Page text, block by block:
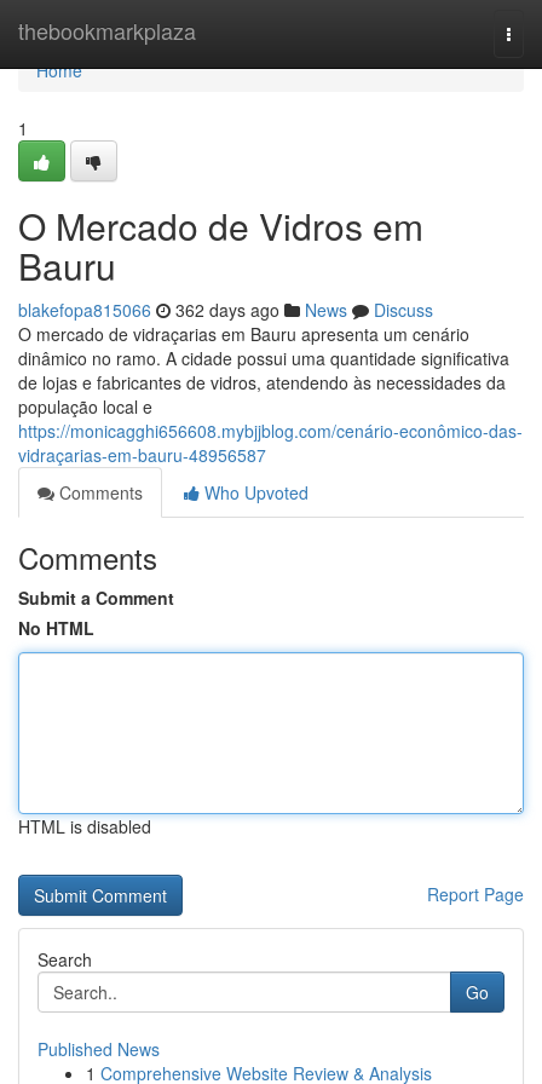
thebookmarkplaza
Home
Home
1
O Mercado de Vidros em
Bauru
blakefopa815066 362 days ago News
Discuss
O mercado de vidraçarias em Bauru apresenta um cenário
dinâmico no ramo. A cidade possui uma quantidade significativa
de lojas e fabricantes de vidros, atendendo às necessidades da
população local e
https://monicagghi656608.mybjjblog.com/cenário-econômico-das-
vidraçarias-em-bauru-48956587
Comments
Who Upvoted
Comments
Submit a Comment
No HTML
HTML is disabled
Report Page
Search
Go
Published News
1 Comprehensive Website Review & Analysis